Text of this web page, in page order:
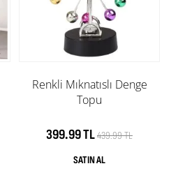
Renkli Mıknatıslı Denge
Topu
399.99 TL439.99 TL